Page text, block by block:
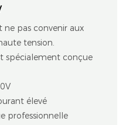
ne pas convenir aux
tension.
spécialement conçue
élevé
professionnelle